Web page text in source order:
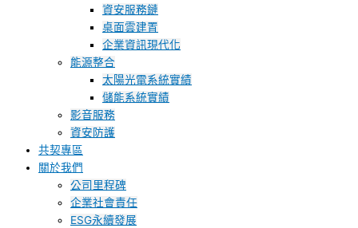
資安服務鏈
桌面雲建置
企業資訊現代化
能源整合
太陽光電系統實績
儲能系統實績
影音服務
資安防護
共契專區
關於我們
公司里程碑
企業社會責任
ESG永續發展